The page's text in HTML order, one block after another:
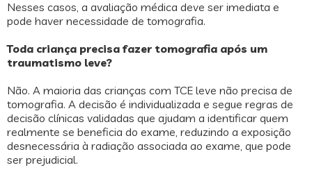
Nesses casos, a avaliação médica deve ser imediata e
pode haver necessidade de tomografia.
Toda criança precisa fazer tomografia após um
traumatismo leve?
Não. A maioria das crianças com TCE leve não precisa de
tomografia. A decisão é individualizada e segue regras de
decisão clínicas validadas que ajudam a identificar quem
realmente se beneficia do exame, reduzindo a exposição
desnecessária à radiação associada ao exame, que pode
ser prejudicial.